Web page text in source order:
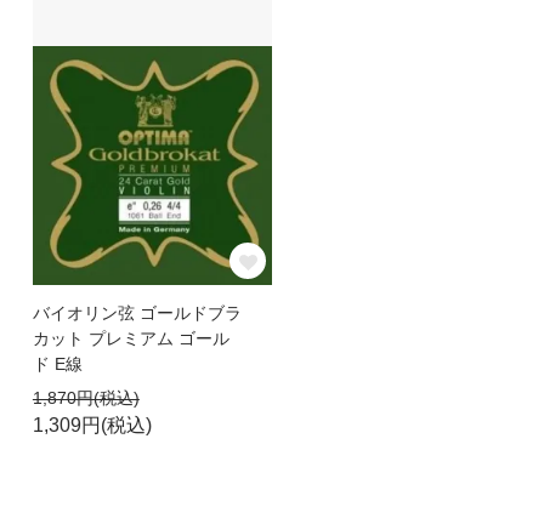
バイオリン弦 ゴールドブラ
カット プレミアム ゴール
ド E線
1,870円(税込)
1,309円(税込)